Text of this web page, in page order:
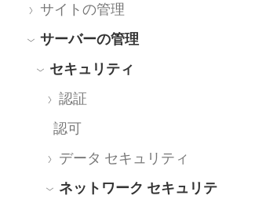
サイトの管理
サーバーの管理
セキュリティ
認証
認可
データ セキュリティ
ネットワーク セキュリテ